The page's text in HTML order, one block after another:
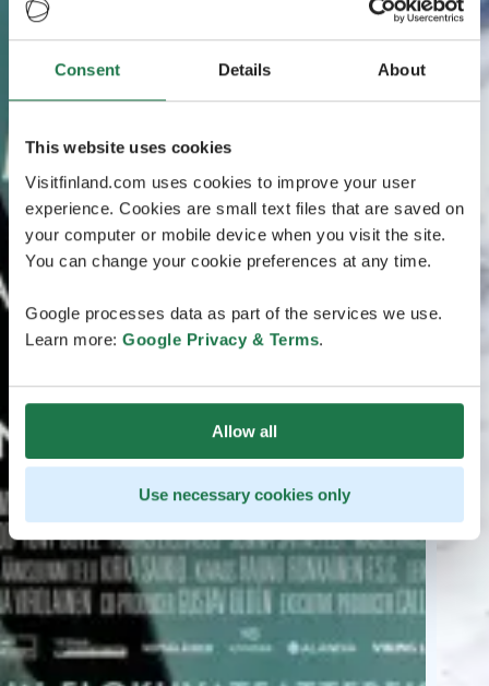
Consent Details About
This website uses cookies
Visitfinland.com uses cookies to improve your user
experience. Cookies are small text files that are saved on
your computer or mobile device when you visit the site.
You can change your cookie preferences at any time.
Google processes data as part of the services we use.
Learn more: Google Privacy & Terms.
Allow all
Use necessary cookies only